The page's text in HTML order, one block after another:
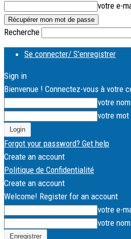
votre e-
Recherche
Se connecter/ S'enregistrer
Sign in
Bienvenue ! Connectez-vous à votre
votre
votre
Forgot your password? Get help
Create an account
Politique de Confidentialité
Create an account
Welcome! Register for an account
votre e-
votre